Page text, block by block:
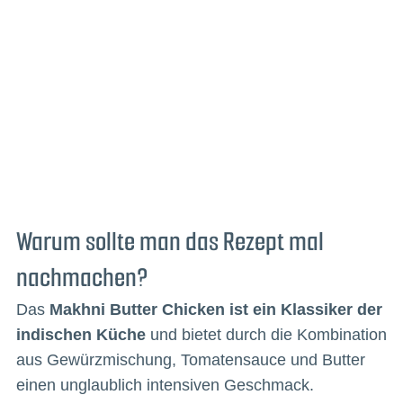
Warum sollte man das Rezept mal
nachmachen?
Das Makhni Butter Chicken ist ein Klassiker der
indischen Kücheund bietet durch die Kombination
aus Gewürzmischung, Tomatensauce und Butter
einen unglaublich intensiven Geschmack.